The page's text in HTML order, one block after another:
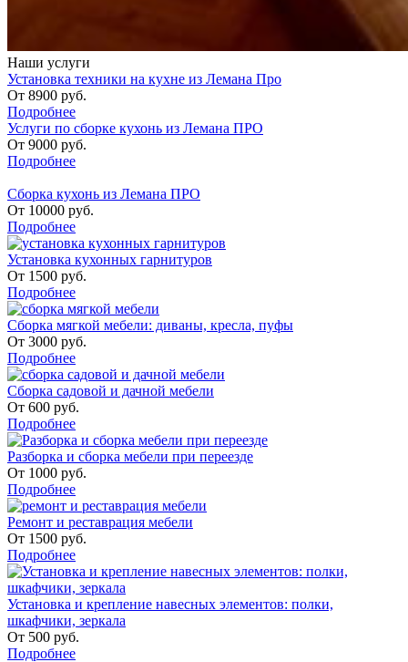
Наши услуги
Установка техники на кухне из Лемана Про
От 8900 руб.
Подробнее
Услуги по сборке кухонь из Лемана ПРО
От 9000 руб.
Подробнее
Сборка кухонь из Лемана ПРО
От 10000 руб.
Подробнее
Установка кухонных гарнитуров
От 1500 руб.
Подробнее
Сборка мягкой мебели: диваны, кресла, пуфы
От 3000 руб.
Подробнее
Сборка садовой и дачной мебели
От 600 руб.
Подробнее
Разборка и сборка мебели при переезде
От 1000 руб.
Подробнее
Ремонт и реставрация мебели
От 1500 руб.
Подробнее
Установка и крепление навесных элементов: полки,
шкафчики, зеркала
От 500 руб.
Подробнее